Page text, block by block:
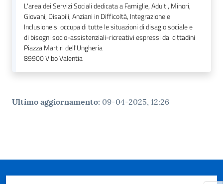
L'area dei Servizi Sociali dedicata a Famiglie, Adulti, Minori,
Giovani, Disabili, Anziani in Difficoltà, Integrazione e
Inclusione si occupa di tutte le situazioni di disagio sociale e
di bisogni socio-assistenziali-ricreativi espressi dai cittadini
Piazza Martiri dell'Ungheria
89900Vibo Valentia
Ultimo aggiornamento: 09-04-2025, 12:26